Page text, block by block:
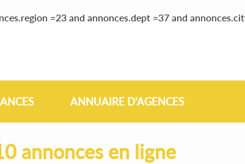
=23 and annonces.dept =37 and
ANNUAIRE D'AGENCES
annonces en ligne